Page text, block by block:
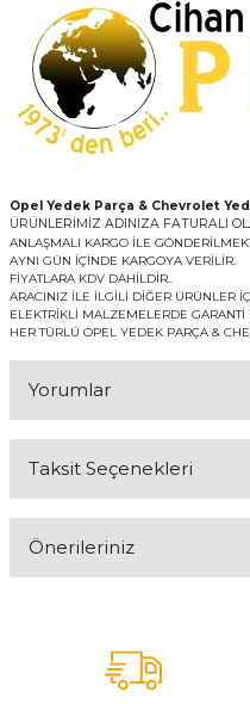
Opel Yedek Parça & Chevrolet
ÜRÜNLERİMİZ ADINIZA FATURALI
ANLAŞMALI KARGO İLE
AYNI GÜN İÇİNDE KARGOYA
FİYATLARA KDV DAHİLDİR..
ARACINIZ İLE İLGİLİ DİĞER ÜRÜNLER
ELEKTRİKLİ MALZEMELERDE GARANTİ
HER TÜRLÜ OPEL YEDEK PARÇA &
Yorumlar
Taksit Seçenekleri
Önerileriniz
tarafımıza iletebilirsiniz.
Görüş ve önerileriniz için